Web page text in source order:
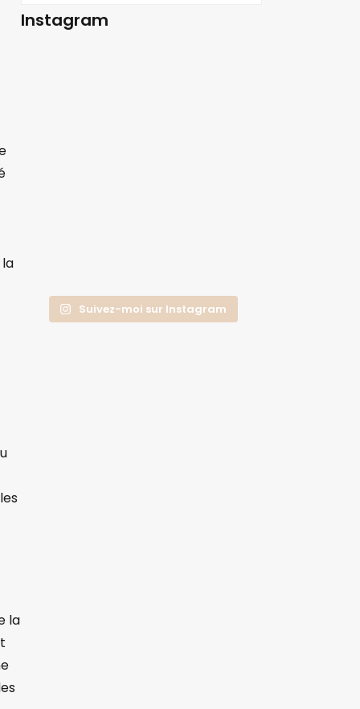
la
Instagram
Suivez-moi sur Instagram